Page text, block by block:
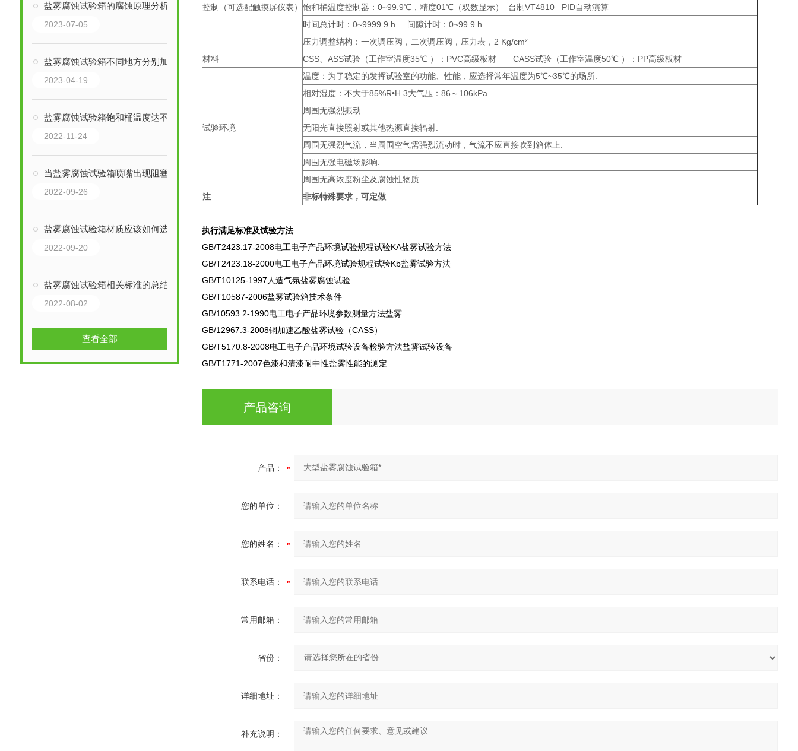
盐雾腐蚀试验箱的腐蚀原理分析
2023-07-05
盐雾腐蚀试验箱不同地方分别加的是什么水？
2023-04-19
盐雾腐蚀试验箱饱和桶温度达不到设定温度怎么办？
2022-11-24
当盐雾腐蚀试验箱喷嘴出现阻塞情况时该怎样解决呢?
2022-09-26
盐雾腐蚀试验箱材质应该如何选择
2022-09-20
盐雾腐蚀试验箱相关标准的总结
2022-08-02
查看全部
控制（可选配触摸屏仪表） 饱和桶温度控制器：0~99.9℃，精度01℃（双数显示） 台制VT4810 PID自动演算
时间总计时：0~9999.9 h 间隙计时：0~99.9 h
压力调整结构：一次调压阀，二次调压阀，压力表，2 Kg/cm²
材料
CSS、ASS试验（工作室温度35℃ ）：PVC高级板材 CASS试验（工作室温度50℃ ）：PP高级板材
试验环境
温度：为了稳定的发挥试验室的功能、性能，应选择常年温度为5℃~35℃的场所.
相对湿度：不大于85%R•H.3大气压：86～106kPa.
周围无强烈振动.
无阳光直接照射或其他热源直接辐射.
周围无强烈气流，当周围空气需强烈流动时，气流不应直接吹到箱体上.
周围无强电磁场影响.
周围无高浓度粉尘及腐蚀性物质.
注
非标特殊要求，可定做
执行满足标准及试验方法
GB/T2423.17-2008电工电子产品环境试验规程试验KA盐雾试验方法
GB/T2423.18-2000电工电子产品环境试验规程试验Kb盐雾试验方法
GB/T10125-1997 人造气氛盐雾腐蚀试验
GB/T10587-2006盐雾试验箱技术条件
GB/10593.2-1990电工电子产品环境参数测量方法盐雾
GB/12967.3-2008铜加速乙酸盐雾试验（CASS）
GB/T5170.8-2008电工电子产品环境试验设备检验方法盐雾试验设备
GB/T1771-2007色漆和清漆耐中性盐雾性能的测定
产品咨询
产品：
您的单位：
您的姓名：
联系电话：
常用邮箱：
省份：
详细地址：
补充说明：